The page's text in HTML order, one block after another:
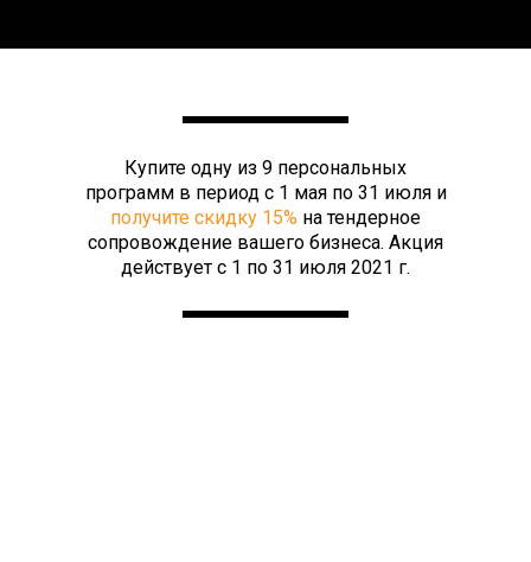
Купите одну из 9 персональных
программ в период с 1 мая по 31 июля и
получите скидку 15% на тендерное
сопровождение вашего бизнеса. Акция
действует с 1 по 31 июля 2021 г.